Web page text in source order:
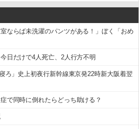
ならば未洗濯のパンツがある！」ぼく「おめ
日だけで4人死亡、2人行方不明
ろ」史上初夜行新幹線東京発22時新大阪着翌
で同時に倒れたらどっち助ける？